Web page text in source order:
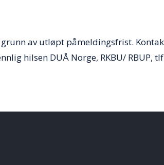
av utløpt påmeldingsfrist.
hilsen DUÅ Norge, RKBU/ RBUP,